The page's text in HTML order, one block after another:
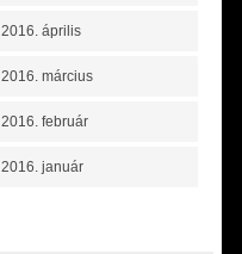
2016. április
2016. március
2016. február
2016. január